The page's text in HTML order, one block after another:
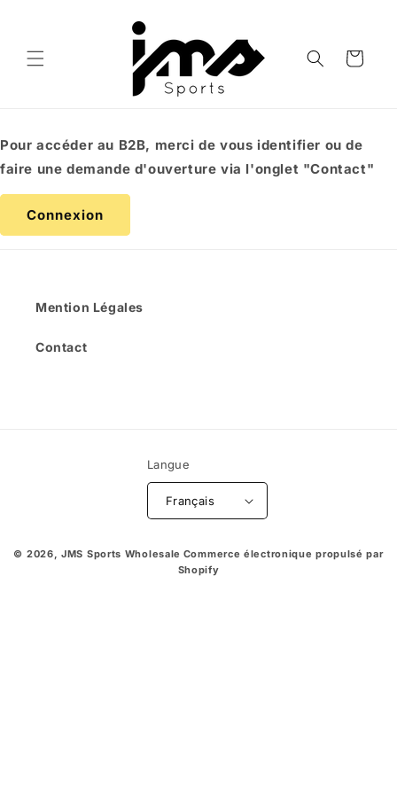
contenu
Panier
Pour accéder au B2B, merci de vous identifier ou de
faire une demande d'ouverture via l'onglet "Contact"
Connexion
Mention Légales
Contact
Langue
Français
© 2026,JMS Sports Wholesale Commerce électronique propulsé par
Shopify